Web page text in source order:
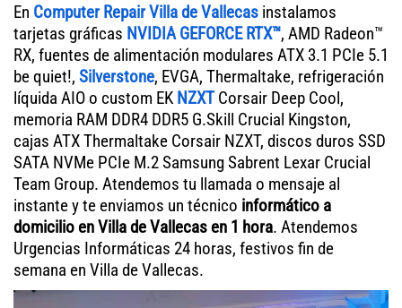
En Computer Repair Villa de Vallecas instalamos
tarjetas gráficas NVIDIA GEFORCE RTX™, AMD Radeon™
RX, fuentes de alimentación modulares ATX 3.1 PCIe 5.1
be quiet!, Silverstone, EVGA, Thermaltake, refrigeración
líquida AIO o custom EK NZXTCorsair Deep Cool,
memoria RAM DDR4 DDR5 G.Skill Crucial Kingston,
cajas ATX Thermaltake Corsair NZXT, discos duros SSD
SATA NVMe PCIe M.2 Samsung Sabrent Lexar Crucial
Team Group. Atendemos tu llamada o mensaje al
instante y te enviamos un técnico informático a
domicilio en Villa de Vallecas en 1 hora. Atendemos
Urgencias Informáticas 24 horas, festivos fin de
semana en Villa de Vallecas.